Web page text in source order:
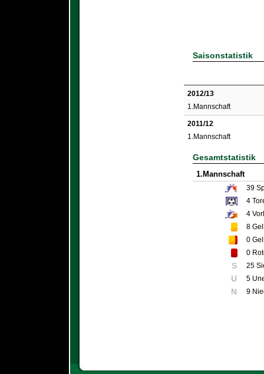
Saisonstatistik
2012/13
1.Mannschaft
2011/12
1.Mannschaft
Gesamtstatistik
1.Mannschaft
39
4
4
8
0
0
S 25
U 5
N 9